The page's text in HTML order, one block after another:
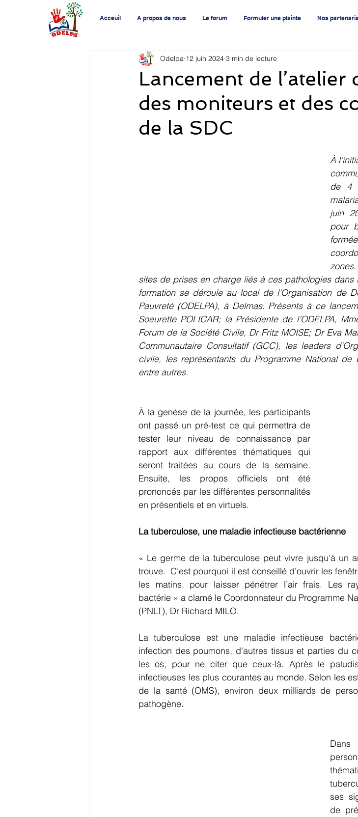
Acceuil A propos de nous Le forum Formuler une plainte Nos
Lancement de
des moniteurs et des
de la SDC
Odelpa 12 juin 2024 3 min de lecture
À
de 4
juin
pour
sites de prises en charge liés à ces pathologies
formation se déroule au local de l'Organisation de
Pauvreté (ODELPA), à Delmas. Présents à ce
Soeurette POLICAR; la Présidente de l’ODELPA,
Forum de la Société Civile, Dr Fritz MOISE; Dr Eva
Communautaire Consultatif (GCC), les leaders
civile, les représentants du Programme National de
entre autres.
À la genèse de la journée, les participants
ont passé un pré-test ce qui permettra de
tester leur niveau de connaissance par
rapport aux différentes thématiques qui
seront traitées au cours de la semaine.
Ensuite, les propos officiels ont été
prononcés par les différentes personnalités
en présentiels et en virtuels.
La tuberculose, une maladie infectieuse bactérienne
« Le germe de la tuberculose peut vivre jusqu’à un
trouve.  C’est pourquoi il est conseillé d’ouvrir les
les matins, pour laisser pénétrer l’air frais. Les
bactérie » a clamé le Coordonnateur du Programme
(PNLT), Dr Richard MILO.
La tuberculose est une maladie infectieuse
infection des poumons, d'autres tissus et parties du
les os, pour ne citer que ceux-là. Après le
infectieuses les plus courantes au monde. Selon les
de la santé (OMS), environ deux milliards de
pathogène.
ses
de